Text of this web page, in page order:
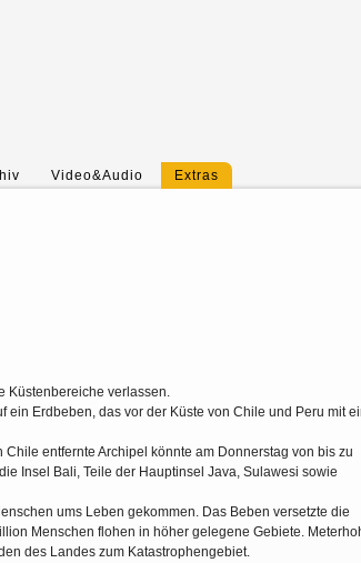
Video&Audio Extras
Küstenbereiche verlassen.
Erdbeben, das vor der Küste von Chile und Peru mit
entfernte Archipel könnte am Donnerstag von bis zu
Insel Bali, Teile der Hauptinsel Java, Sulawesi sowie
ums Leben gekommen. Das Beben versetzte die
Menschen flohen in höher gelegene Gebiete.
des Landes zum Katastrophengebiet.